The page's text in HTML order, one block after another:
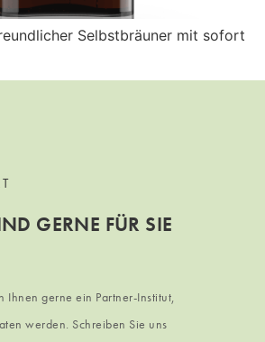
Selbstbräuner mit sofort
GERNE FÜR SIE
Ihnen gerne ein Partner-Institut,
werden. Schreiben Sie uns